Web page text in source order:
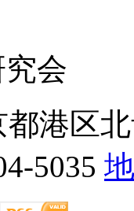
会
都港区
5035